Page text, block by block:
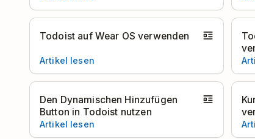
Todoist auf Wear OS verwenden
Artikel lesen
Den Dynamischen Hinzufügen
Button in Todoist nutzen
Artikel lesen